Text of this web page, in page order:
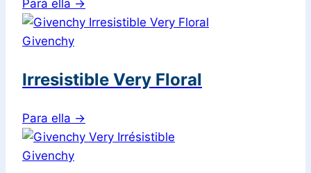
Para ella →
Givenchy
Irresistible Very Floral
Para ella →
Givenchy